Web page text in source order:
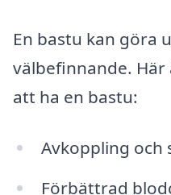
En bastu kan göra
välbefinnande.
att ha en bastu:
Avkoppling och
Förbättrad